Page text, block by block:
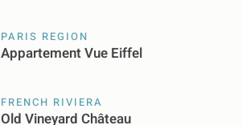
PARIS REGION
Appartement Vue Eiffel
FRENCH RIVIERA
Old Vineyard Château